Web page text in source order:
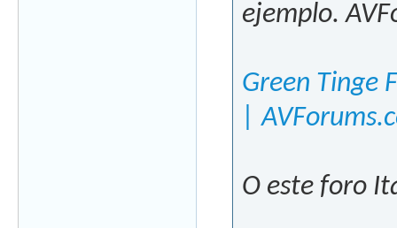
ejemplo.
Green Tinge
|
O este foro